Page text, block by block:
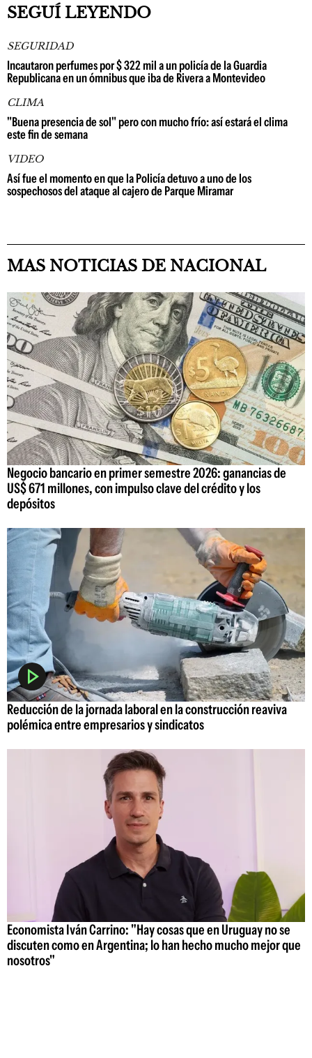
SEGUÍ LEYENDO
SEGURIDAD
Incautaron perfumes por $ 322 mil a un policía de la Guardia
Republicana en un ómnibus que iba de Rivera a Montevideo
CLIMA
"Buena presencia de sol" pero con mucho frío: así estará el clima
este fin de semana
VIDEO
Así fue el momento en que la Policía detuvo a uno de los
sospechosos del ataque al cajero de Parque Miramar
MAS NOTICIAS DE NACIONAL
Negocio bancario en primer semestre 2026: ganancias de
US$ 671 millones, con impulso clave del crédito y los
depósitos
Reducción de la jornada laboral en la construcción reaviva
polémica entre empresarios y sindicatos
Economista Iván Carrino: "Hay cosas que en Uruguay no se
discuten como en Argentina; lo han hecho mucho mejor que
nosotros"